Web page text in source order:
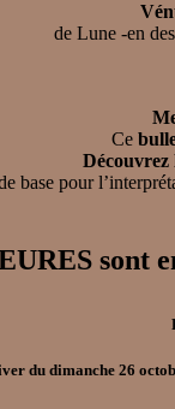
de Lune -en
Ce
Découvrez
base pour
sont
du dimanche 26